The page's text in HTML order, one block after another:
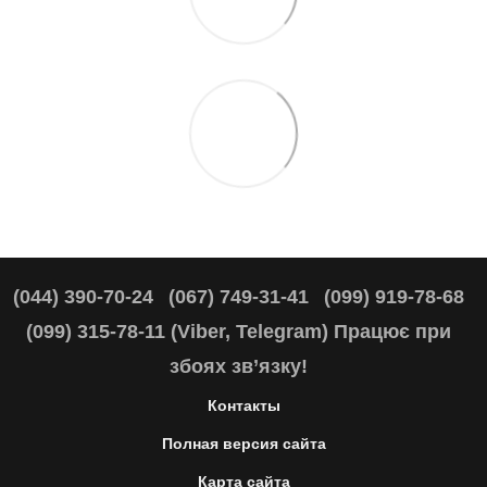
(044) 390-70-24 (067) 749-31-41
(099) 919-78-68
(099) 315-78-11 (Viber, Telegram) Працює при
збоях зв’язку!
Контакты
Полная версия сайта
Карта сайта